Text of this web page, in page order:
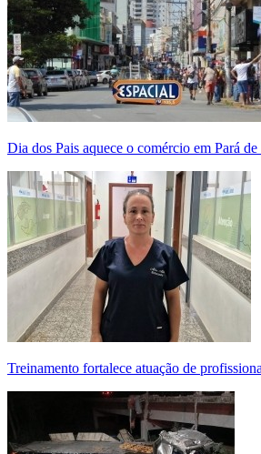
Dia dos Pais aquece o comércio em Pará
Treinamento fortalece atuação de